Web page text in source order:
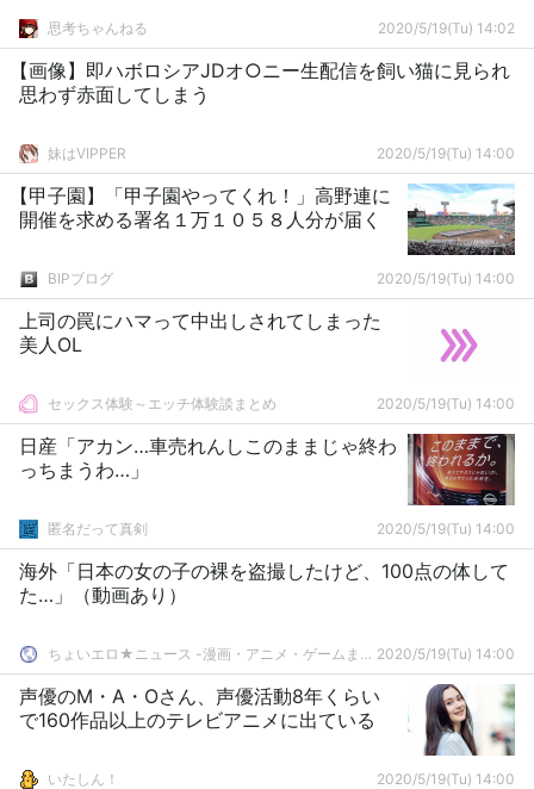
思考ちゃんねる 2020/5/19(Tu) 14:02
【画像】即ハボロシアJDオ○ニー生配信を飼い猫に見られ
思わず赤面してしまう
妹はVIPPER 2020/5/19(Tu) 14:00
【甲子園】「甲子園やってくれ！」高野連に
開催を求める署名１万１０５８人分が届く
BIPブログ 2020/5/19(Tu) 14:00
上司の罠にハマって中出しされてしまった
美人OL
セックス体験～エッチ体験談まとめ 2020/5/19(Tu) 14:00
日産「アカン…車売れんしこのままじゃ終わ
っちまうわ…」
匿名だって真剣 2020/5/19(Tu) 14:00
海外「日本の女の子の裸を盗撮したけど、100点の体して
た…」（動画あり）
ちょいエロ★ニュース -漫画・アニメ・ゲームまとめ- 2020/5/19(Tu) 14:00
声優のM・A・Oさん、声優活動8年くらい
で160作品以上のテレビアニメに出ている
いたしん！ 2020/5/19(Tu) 14:00